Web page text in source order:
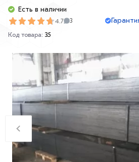
Есть в наличии
4.7 3
Код товара: 35